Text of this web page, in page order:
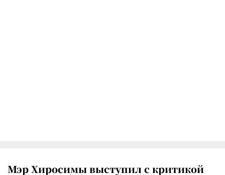
Мэр Хиросимы выступил с критикой